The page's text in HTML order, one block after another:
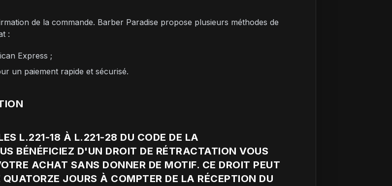
de la commande. Barber Paradise propose plusieurs méthodes de
:
Express ;
un paiement rapide et sécurisé.
L.221-18 À L.221-28 DU CODE DE LA
BÉNÉFICIEZ D'UN DROIT DE RÉTRACTATION VOUS
ACHAT SANS DONNER DE MOTIF. CE DROIT PEUT
JOURS À COMPTER DE LA RÉCEPTION DU